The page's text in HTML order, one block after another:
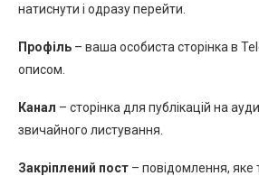
натиснути і одразу перейти.
Профіль – ваша особиста сторінка в
описом.
Канал – сторінка для публікацій на
звичайного листування.
Закріплений пост – повідомлення, яке